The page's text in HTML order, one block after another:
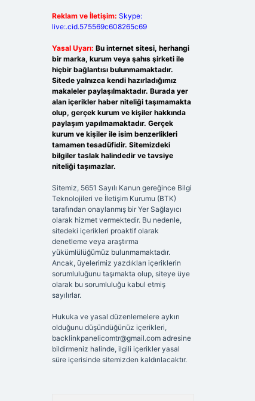
Reklam ve İletişim: Skype:
live:.cid.575569c608265c69
Yasal Uyarı: Bu internet sitesi, herhangi
bir marka, kurum veya şahıs şirketi ile
hiçbir bağlantısı bulunmamaktadır.
Sitede yalnızca kendi hazırladığımız
makaleler paylaşılmaktadır. Burada yer
alan içerikler haber niteliği taşımamakta
olup, gerçek kurum ve kişiler hakkında
paylaşım yapılmamaktadır. Gerçek
kurum ve kişiler ile isim benzerlikleri
tamamen tesadüfidir. Sitemizdeki
bilgiler taslak halindedir ve tavsiye
niteliği taşımazlar.
Sitemiz, 5651 Sayılı Kanun gereğince Bilgi
Teknolojileri ve İletişim Kurumu (BTK)
tarafından onaylanmış bir Yer Sağlayıcı
olarak hizmet vermektedir. Bu nedenle,
sitedeki içerikleri proaktif olarak
denetleme veya araştırma
yükümlülüğümüz bulunmamaktadır.
Ancak, üyelerimiz yazdıkları içeriklerin
sorumluluğunu taşımakta olup, siteye üye
olarak bu sorumluluğu kabul etmiş
sayılırlar.
Hukuka ve yasal düzenlemelere aykırı
olduğunu düşündüğünüz içerikleri,
backlinkpanelicomtr@gmail.comadresine
bildirmeniz halinde, ilgili içerikler yasal
süre içerisinde sitemizden kaldırılacaktır.